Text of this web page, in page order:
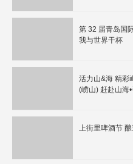
第 32 届青岛国
我与世界干杯
活力山&海 精彩
(崂山) 赶赴
上街里啤酒节 酿